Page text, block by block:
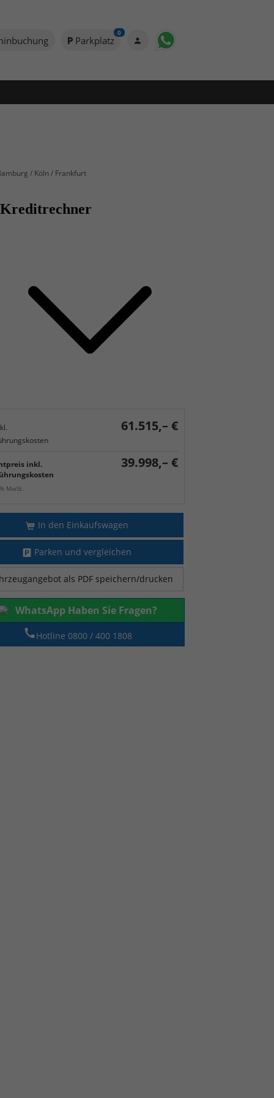
Parkplatz
0
/ Köln / Frankfurt
61.515,– €
inkl.
39.998,– €
MwSt.
In den Einkaufswagen
Parken und vergleichen
als PDF speichern/drucken
WhatsApp Haben Sie Fragen?
Hotline 0800 / 400 1808